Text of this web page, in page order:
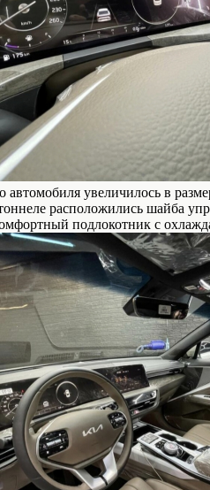
автомобиля увеличилось в
расположились шайба
подлокотник с